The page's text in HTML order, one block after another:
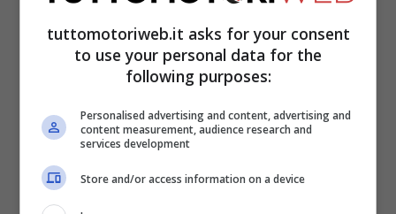
che tiene banco, e le ultime indiscrezioni
hanno del clamoroso.
Red Bull, Adrian Newey al
centro del caso Budget
Cap
tuttomotoriweb.it asks for your consent
to use your personal data for the
following purposes:
Personalised advertising and content, advertising and
content measurement, audience research and
services development
Store and/or access information on a device